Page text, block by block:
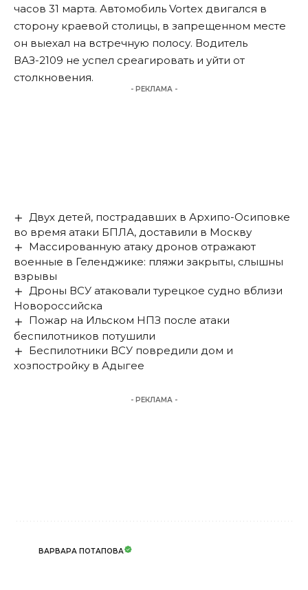
часов 31 марта. Автомобиль Vortex двигался в
сторону краевой столицы, в запрещенном месте
он выехал на встречную полосу. Водитель
ВАЗ-2109 не успел среагировать и уйти от
столкновения.
- РЕКЛАМА -
Двух детей, пострадавших в Архипо-Осиповке
во время атаки БПЛА, доставили в Москву
Массированную атаку дронов отражают
военные в Геленджике: пляжи закрыты, слышны
взрывы
Дроны ВСУ атаковали турецкое судно вблизи
Новороссийска
Пожар на Ильском НПЗ после атаки
беспилотников потушили
Беспилотники ВСУ повредили дом и
хозпостройку в Адыгее
- РЕКЛАМА -
ВАРВАРА ПОТАПОВА